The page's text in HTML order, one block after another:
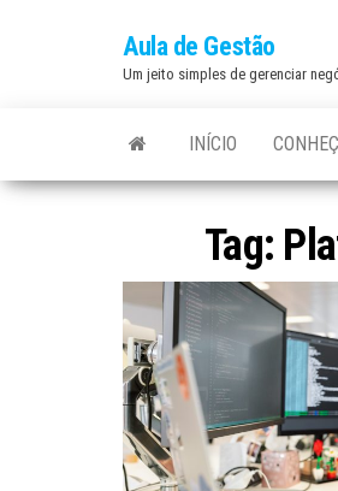
Aula de Gestão
Um jeito simples de gerenciar
INÍCIO
Tag: